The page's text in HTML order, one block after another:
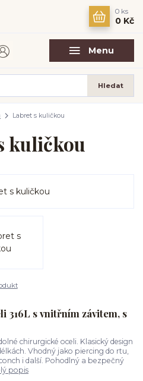
Menu
Hledat
0 ks
0 Kč
Labret s kuličkou
kuličkou
316L s vnitřním závitem, s
chirurgické oceli. Klasický design
Vhodný jako piercing do rtu,
i další. Pohodlný a bezpečný
popis